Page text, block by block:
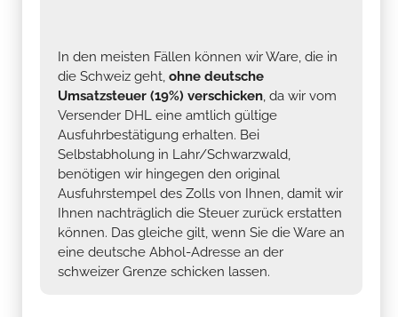
Umsatzsteuer (19%) verschicken, da wir vom
Versender DHL eine amtlich gültige
Ausfuhrbestätigung erhalten. Bei
Selbstabholung in Lahr/Schwarzwald,
benötigen wir hingegen den original
Ausfuhrstempel des Zolls von Ihnen, damit wir
Ihnen nachträglich die Steuer zurück erstatten
können. Das gleiche gilt, wenn Sie die Ware an
eine deutsche Abhol-Adresse an der
schweizer Grenze schicken lassen.